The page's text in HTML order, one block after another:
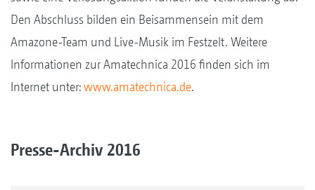
Den Abschluss bilden ein Beisammensein mit dem
Amazone-Team und Live-Musik im Festzelt. Weitere
Informationen zur Amatechnica 2016 finden sich im
Internet unter:www.amatechnica.de.
Presse-Archiv 2016